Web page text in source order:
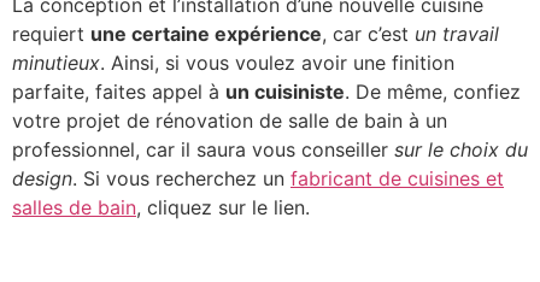
requiert une certaine expérience, car c’est un travail
minutieux. Ainsi, si vous voulez avoir une finition
parfaite, faites appel à un cuisiniste. De même, confiez
votre projet de rénovation de salle de bain à un
professionnel, car il saura vous conseiller sur le choix du
design. Si vous recherchez un fabricant de cuisines et
salles de bain, cliquez sur le lien.